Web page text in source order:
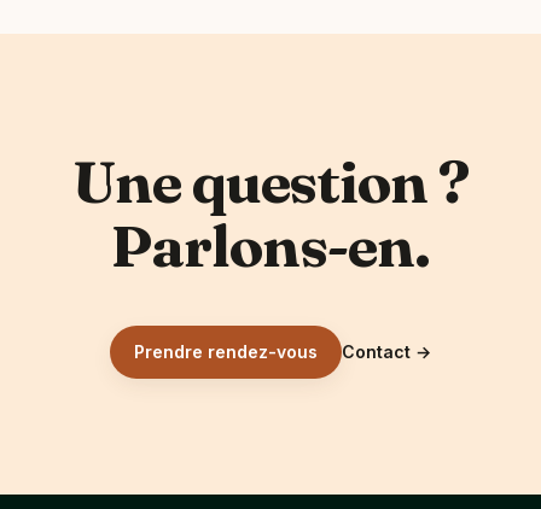
Une question ?
Parlons-en.
Prendre rendez-vous Contact →